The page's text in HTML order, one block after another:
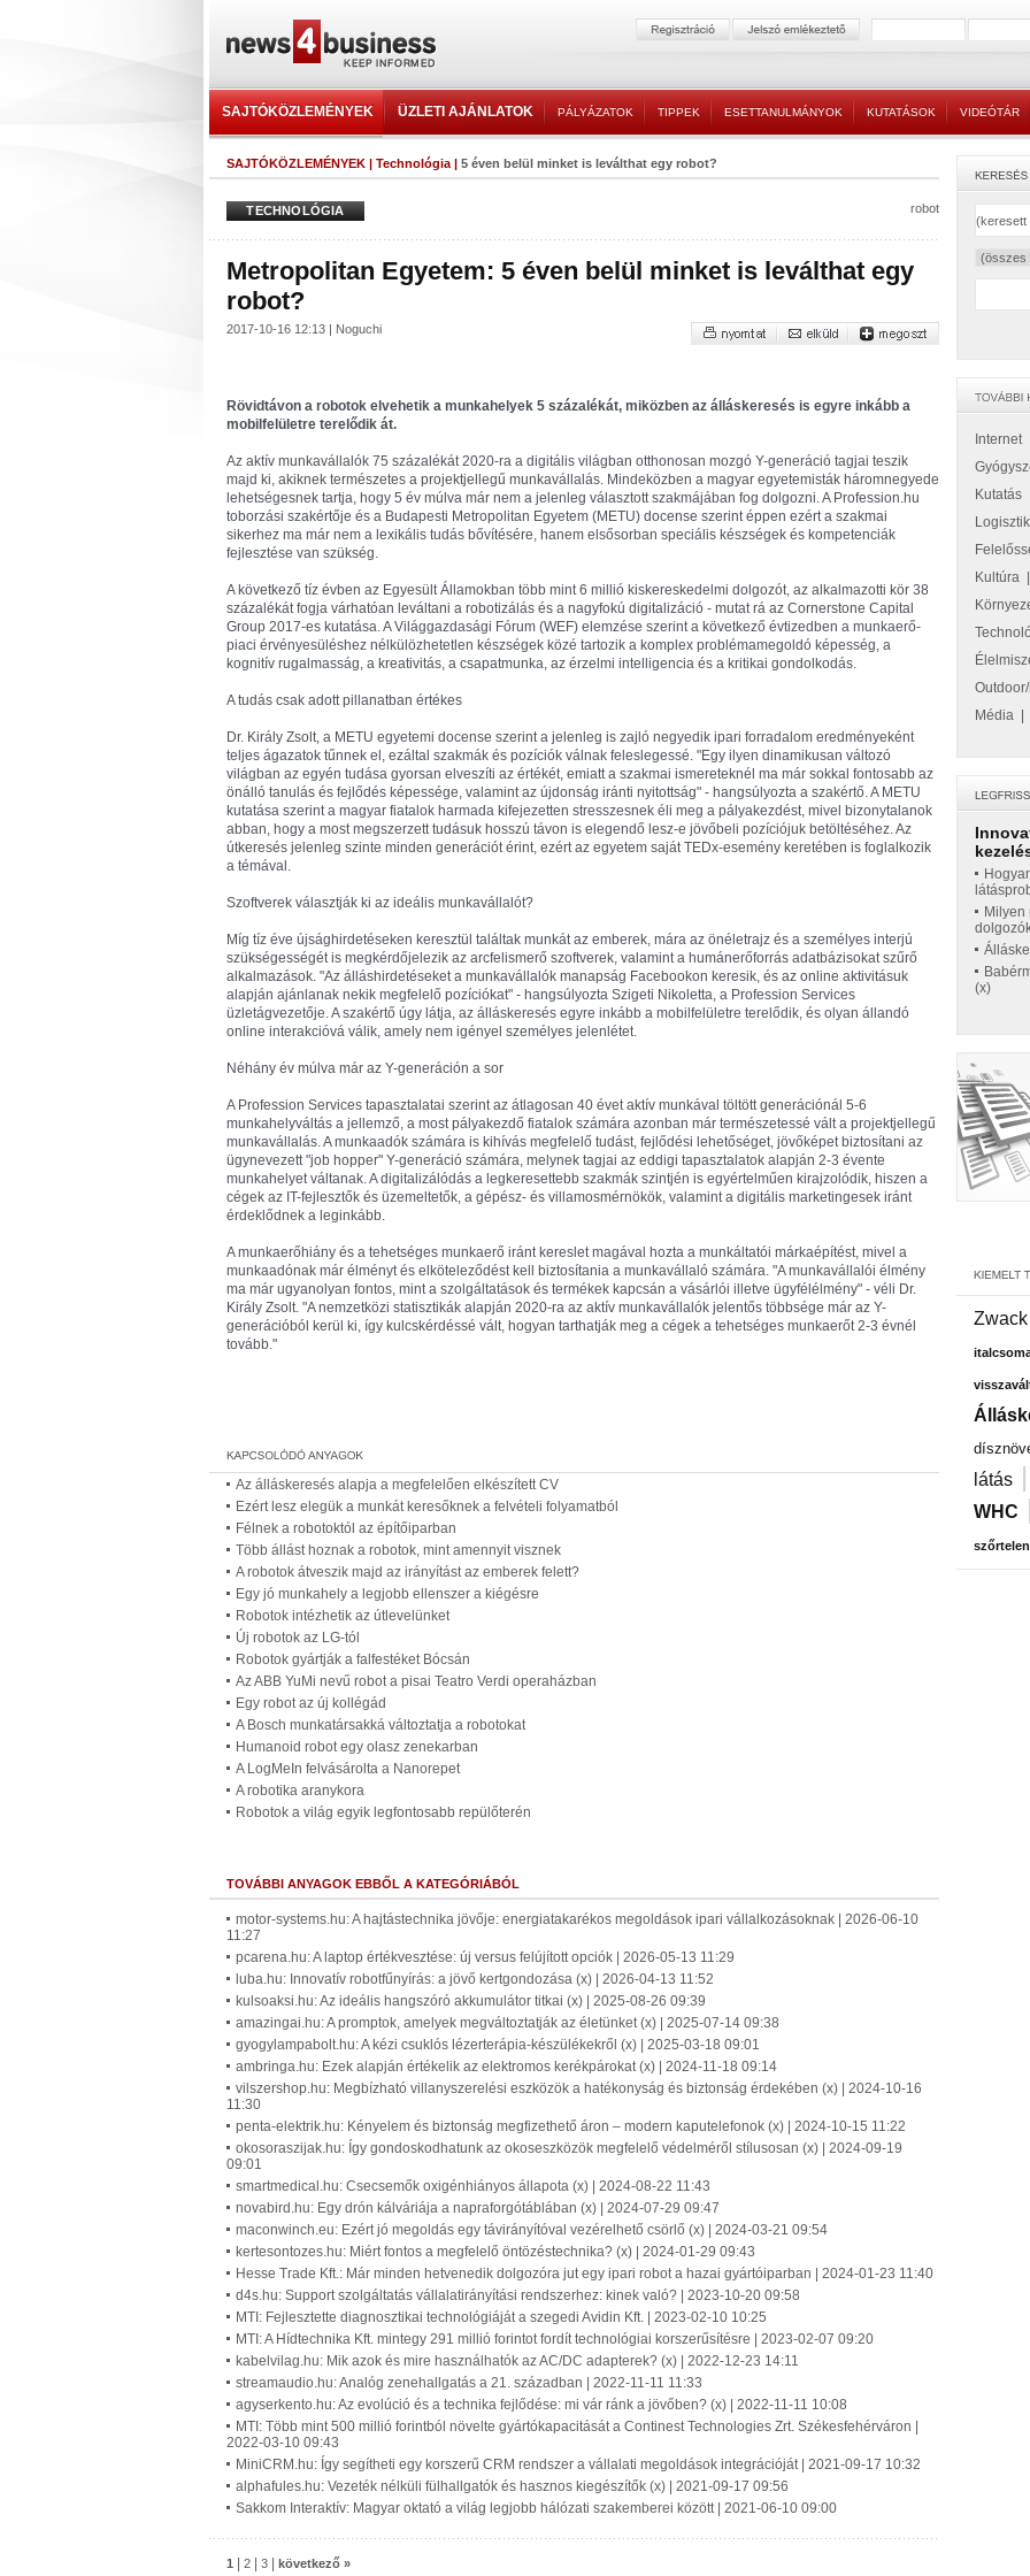
SAJTÓKÖZLEMÉNYEK ÜZLETI AJÁNLATOK PÁLYÁZATOK TIPPEK ESETTANULMÁNYOK KUTATÁSOK VIDEÓTÁR
SAJTÓKÖZLEMÉNYEK | Technológia | 5 éven belül minket is leválthat egy robot?
TECHNOLÓGIA robot
Metropolitan Egyetem: 5 éven belül minket is leválthat egy
robot?
2017-10-16 12:13 | Noguchi
Rövidtávon a robotok elvehetik a munkahelyek 5 százalékát, miközben az álláskeresés is egyre inkább a
mobilfelületre terelődik át.
Az aktív munkavállalók 75 százalékát 2020-ra a digitális világban otthonosan mozgó Y-generáció tagjai teszik
majd ki, akiknek természetes a projektjellegű munkavállalás. Mindeközben a magyar egyetemisták háromnegyede
lehetségesnek tartja, hogy 5 év múlva már nem a jelenleg választott szakmájában fog dolgozni. A Profession.hu
toborzási szakértője és a Budapesti Metropolitan Egyetem (METU) docense szerint éppen ezért a szakmai
sikerhez ma már nem a lexikális tudás bővítésére, hanem elsősorban speciális készségek és kompetenciák
fejlesztése van szükség.
A következő tíz évben az Egyesült Államokban több mint 6 millió kiskereskedelmi dolgozót, az alkalmazotti kör 38
százalékát fogja várhatóan leváltani a robotizálás és a nagyfokú digitalizáció - mutat rá az Cornerstone Capital
Group 2017-es kutatása. A Világgazdasági Fórum (WEF) elemzése szerint a következő évtizedben a munkaerő-
piaci érvényesüléshez nélkülözhetetlen készségek közé tartozik a komplex problémamegoldó képesség, a
kognitív rugalmasság, a kreativitás, a csapatmunka, az érzelmi intelligencia és a kritikai gondolkodás.
A tudás csak adott pillanatban értékes
Dr. Király Zsolt, a METU egyetemi docense szerint a jelenleg is zajló negyedik ipari forradalom eredményeként
teljes ágazatok tűnnek el, ezáltal szakmák és pozíciók válnak feleslegessé. "Egy ilyen dinamikusan változó
világban az egyén tudása gyorsan elveszíti az értékét, emiatt a szakmai ismereteknél ma már sokkal fontosabb az
önálló tanulás és fejlődés képessége, valamint az újdonság iránti nyitottság" - hangsúlyozta a szakértő. A METU
kutatása szerint a magyar fiatalok harmada kifejezetten stresszesnek éli meg a pályakezdést, mivel bizonytalanok
abban, hogy a most megszerzett tudásuk hosszú távon is elegendő lesz-e jövőbeli pozíciójuk betöltéséhez. Az
útkeresés jelenleg szinte minden generációt érint, ezért az egyetem saját TEDx-esemény keretében is foglalkozik
a témával.
Szoftverek választják ki az ideális munkavállalót?
Míg tíz éve újsághirdetéseken keresztül találtak munkát az emberek, mára az önéletrajz és a személyes interjú
szükségességét is megkérdőjelezik az arcfelismerő szoftverek, valamint a humánerőforrás adatbázisokat szűrő
alkalmazások. "Az álláshirdetéseket a munkavállalók manapság Facebookon keresik, és az online aktivitásuk
alapján ajánlanak nekik megfelelő pozíciókat" - hangsúlyozta Szigeti Nikoletta, a Profession Services
üzletágvezetője. A szakértő úgy látja, az álláskeresés egyre inkább a mobilfelületre terelődik, és olyan állandó
online interakcióvá válik, amely nem igényel személyes jelenlétet.
Néhány év múlva már az Y-generáción a sor
A Profession Services tapasztalatai szerint az átlagosan 40 évet aktív munkával töltött generációnál 5-6
munkahelyváltás a jellemző, a most pályakezdő fiatalok számára azonban már természetessé vált a projektjellegű
munkavállalás. A munkaadók számára is kihívás megfelelő tudást, fejlődési lehetőséget, jövőképet biztosítani az
ügynevezett "job hopper" Y-generáció számára, melynek tagjai az eddigi tapasztalatok alapján 2-3 évente
munkahelyet váltanak. A digitalizálódás a legkeresettebb szakmák szintjén is egyértelműen kirajzolódik, hiszen a
cégek az IT-fejlesztők és üzemeltetők, a gépész- és villamosmérnökök, valamint a digitális marketingesek iránt
érdeklődnek a leginkább.
A munkaerőhiány és a tehetséges munkaerő iránt kereslet magával hozta a munkáltatói márkaépítést, mivel a
munkaadónak már élményt és elköteleződést kell biztosítania a munkavállaló számára. "A munkavállalói élmény
ma már ugyanolyan fontos, mint a szolgáltatások és termékek kapcsán a vásárlói illetve ügyfélélmény" - véli Dr.
Király Zsolt. "A nemzetközi statisztikák alapján 2020-ra az aktív munkavállalók jelentős többsége már az Y-
generációból kerül ki, így kulcskérdéssé vált, hogyan tarthatják meg a cégek a tehetséges munkaerőt 2-3 évnél
tovább."
Az álláskeresés alapja a megfelelően elkészített CV
Ezért lesz elegük a munkát keresőknek a felvételi folyamatból
Félnek a robotoktól az építőiparban
Több állást hoznak a robotok, mint amennyit visznek
A robotok átveszik majd az irányítást az emberek felett?
Egy jó munkahely a legjobb ellenszer a kiégésre
Robotok intézhetik az útlevelünket
Új robotok az LG-tól
Robotok gyártják a falfestéket Bócsán
Az ABB YuMi nevű robot a pisai Teatro Verdi operaházban
Egy robot az új kollégád
A Bosch munkatársakká változtatja a robotokat
Humanoid robot egy olasz zenekarban
A LogMeIn felvásárolta a Nanorepet
A robotika aranykora
Robotok a világ egyik legfontosabb repülőterén
TOVÁBBI ANYAGOK EBBŐL A KATEGÓRIÁBÓL
motor-systems.hu: A hajtástechnika jövője: energiatakarékos megoldások ipari vállalkozásoknak | 2026-06-10
11:27
pcarena.hu: A laptop értékvesztése: új versus felújított opciók | 2026-05-13 11:29
luba.hu: Innovatív robotfűnyírás: a jövő kertgondozása (x) | 2026-04-13 11:52
kulsoaksi.hu: Az ideális hangszóró akkumulátor titkai (x) | 2025-08-26 09:39
amazingai.hu: A promptok, amelyek megváltoztatják az életünket (x) | 2025-07-14 09:38
gyogylampabolt.hu: A kézi csuklós lézerterápia-készülékekről (x) | 2025-03-18 09:01
ambringa.hu: Ezek alapján értékelik az elektromos kerékpárokat (x) | 2024-11-18 09:14
vilszershop.hu: Megbízható villanyszerelési eszközök a hatékonyság és biztonság érdekében (x) | 2024-10-16
11:30
penta-elektrik.hu: Kényelem és biztonság megfizethető áron – modern kaputelefonok (x) | 2024-10-15 11:22
okosoraszijak.hu: Így gondoskodhatunk az okoseszközök megfelelő védelméről stílusosan (x) | 2024-09-19
09:01
smartmedical.hu: Csecsemők oxigénhiányos állapota (x) | 2024-08-22 11:43
novabird.hu: Egy drón kálváriája a napraforgótáblában (x) | 2024-07-29 09:47
maconwinch.eu: Ezért jó megoldás egy távirányítóval vezérelhető csörlő (x) | 2024-03-21 09:54
kertesontozes.hu: Miért fontos a megfelelő öntözéstechnika? (x) | 2024-01-29 09:43
Hesse Trade Kft.: Már minden hetvenedik dolgozóra jut egy ipari robot a hazai gyártóiparban | 2024-01-23 11:40
d4s.hu: Support szolgáltatás vállalatirányítási rendszerhez: kinek való? | 2023-10-20 09:58
MTI: Fejlesztette diagnosztikai technológiáját a szegedi Avidin Kft. | 2023-02-10 10:25
MTI: A Hídtechnika Kft. mintegy 291 millió forintot fordít technológiai korszerűsítésre | 2023-02-07 09:20
kabelvilag.hu: Mik azok és mire használhatók az AC/DC adapterek? (x) | 2022-12-23 14:11
streamaudio.hu: Analóg zenehallgatás a 21. században | 2022-11-11 11:33
agyserkento.hu: Az evolúció és a technika fejlődése: mi vár ránk a jövőben? (x) | 2022-11-11 10:08
MTI: Több mint 500 millió forintból növelte gyártókapacitását a Continest Technologies Zrt. Székesfehérváron |
2022-03-10 09:43
MiniCRM.hu: Így segítheti egy korszerű CRM rendszer a vállalati megoldások integrációját | 2021-09-17 10:32
alphafules.hu: Vezeték nélküli fülhallgatók és hasznos kiegészítők (x) | 2021-09-17 09:56
Sakkom Interaktív: Magyar oktató a világ legjobb hálózati szakemberei között | 2021-06-10 09:00
1 2 3 következő »
Internet
Kutatás
Kultúra
Média
Milyen
(x)
Zwack
látás
WHC